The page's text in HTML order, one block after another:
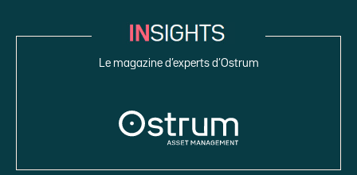
Le magazine d’experts d’Ostrum